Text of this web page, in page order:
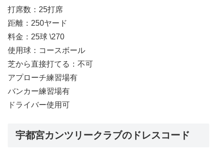
打席数：25打席
距離：250ヤード
料金：25球 \270
使用球：コースボール
芝から直接打てる：不可
アプローチ練習場有
バンカー練習場有
ドライバー使用可
宇都宮カンツリークラブのドレスコード